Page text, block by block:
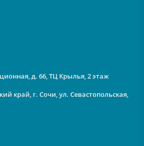
д. 66, ТЦ Крылья, 2 этаж
край, г. Сочи, ул. Севастопольская,